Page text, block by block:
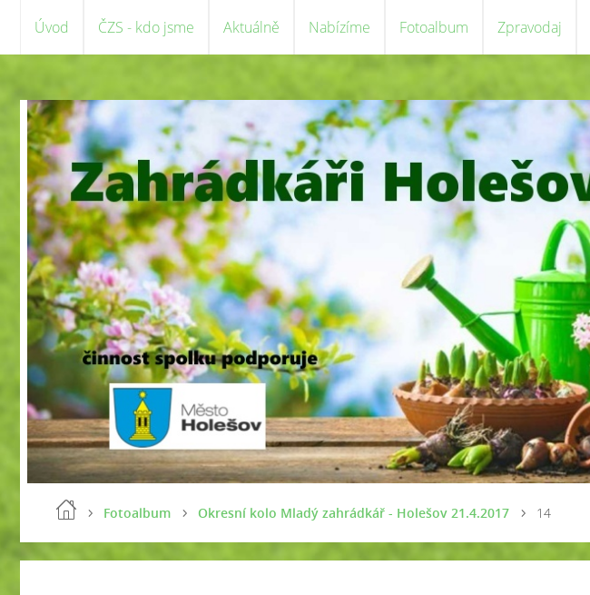
Úvod ČZS - kdo jsme Aktuálně Nabízíme Fotoalbum Zpravodaj
Fotoalbum Okresní kolo Mladý zahrádkář - Holešov 21.4.2017 14